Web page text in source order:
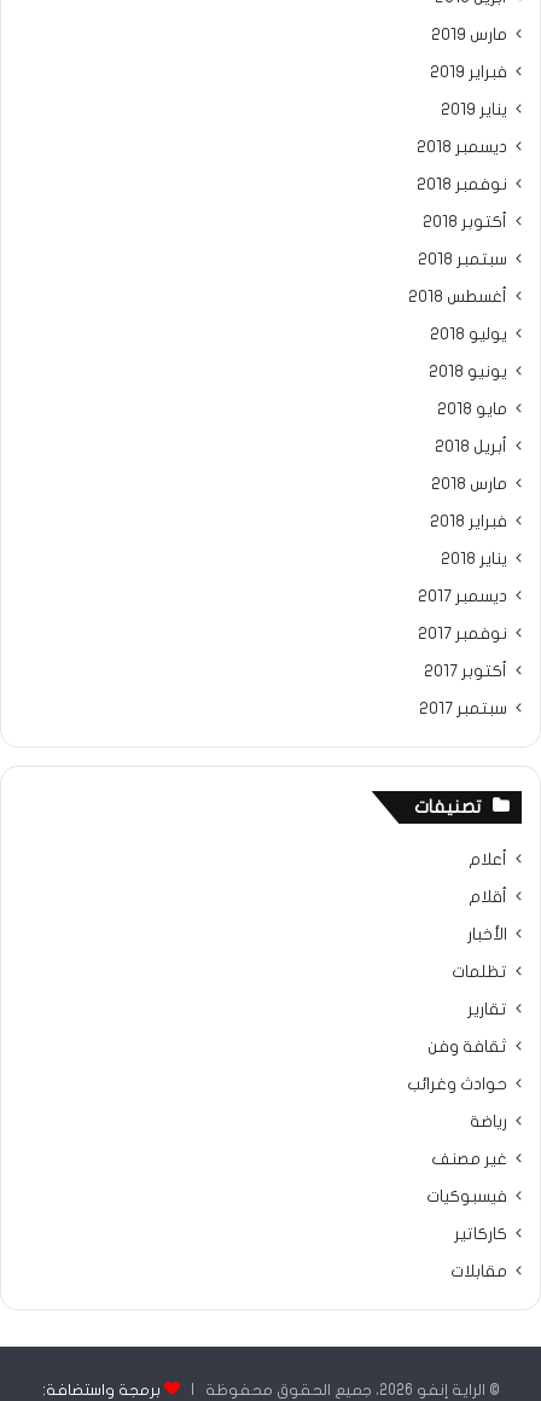
مارس 2019
فبراير 2019
يناير 2019
ديسمبر 2018
نوفمبر 2018
أكتوبر 2018
سبتمبر 2018
أغسطس 2018
يوليو 2018
يونيو 2018
مايو 2018
أبريل 2018
مارس 2018
فبراير 2018
يناير 2018
ديسمبر 2017
نوفمبر 2017
أكتوبر 2017
سبتمبر 2017
تصنيفات
أعلام
أقلام
الأخبار
تظلمات
تقارير
ثقافة وفن
حوادث وغرائب
رياضة
غير مصنف
فيسبوكيات
كاركاتير
مقابلات
© الراية إنفو 2026، جميع الحقوق محفوظة | برمجة واستضافة: